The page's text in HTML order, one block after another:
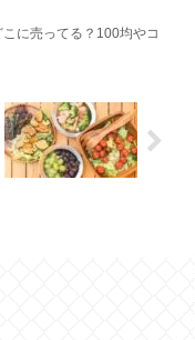
に売ってる？100均やコ